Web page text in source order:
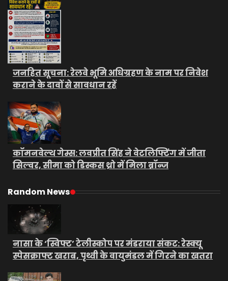
जनहित सूचना: रेलवे भूमि अधिग्रहण के नाम पर निवेश
कराने के दावों से सावधान रहें
कॉमनवेल्थ गेम्स: लवप्रीत सिंह ने वेटलिफ्टिंग में जीता
सिल्वर, सीमा को डिस्कस थ्रो में मिला ब्रॉन्ज
Random News
नासा के ‘स्विफ्ट’ टेलीस्कोप पर मंडराया संकट: रेस्क्यू
स्पेसक्राफ्ट खराब, पृथ्वी के वायुमंडल में गिरने का खतरा